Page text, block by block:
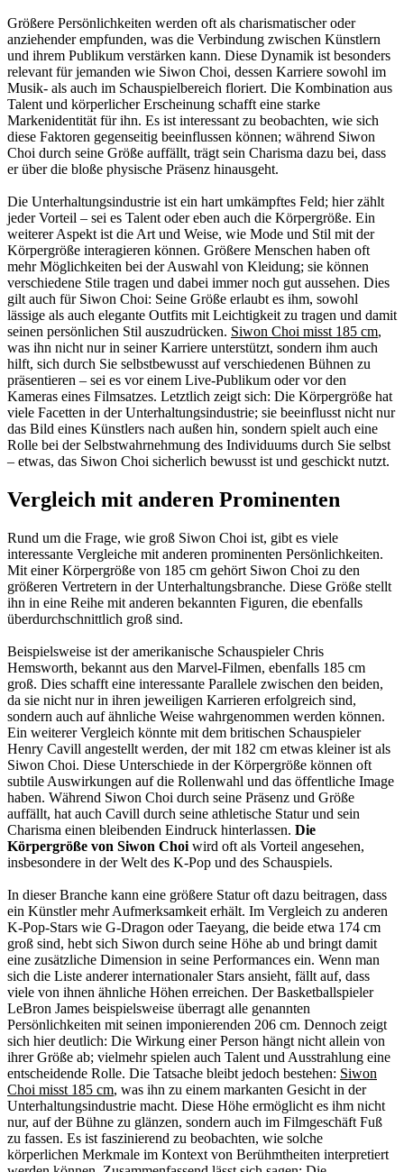
Größere Persönlichkeiten werden oft als charismatischer oder
anziehender empfunden, was die Verbindung zwischen Künstlern
und ihrem Publikum verstärken kann. Diese Dynamik ist besonders
relevant für jemanden wie Siwon Choi, dessen Karriere sowohl im
Musik- als auch im Schauspielbereich floriert. Die Kombination aus
Talent und körperlicher Erscheinung schafft eine starke
Markenidentität für ihn. Es ist interessant zu beobachten, wie sich
diese Faktoren gegenseitig beeinflussen können; während Siwon
Choi durch seine Größe auffällt, trägt sein Charisma dazu bei, dass
er über die bloße physische Präsenz hinausgeht.
Die Unterhaltungsindustrie ist ein hart umkämpftes Feld; hier zählt
jeder Vorteil – sei es Talent oder eben auch die Körpergröße. Ein
weiterer Aspekt ist die Art und Weise, wie Mode und Stil mit der
Körpergröße interagieren können. Größere Menschen haben oft
mehr Möglichkeiten bei der Auswahl von Kleidung; sie können
verschiedene Stile tragen und dabei immer noch gut aussehen. Dies
gilt auch für Siwon Choi: Seine Größe erlaubt es ihm, sowohl
lässige als auch elegante Outfits mit Leichtigkeit zu tragen und damit
seinen persönlichen Stil auszudrücken. Siwon Choi misst 185 cm,
was ihn nicht nur in seiner Karriere unterstützt, sondern ihm auch
hilft, sich durch Sie selbstbewusst auf verschiedenen Bühnen zu
präsentieren – sei es vor einem Live-Publikum oder vor den
Kameras eines Filmsatzes. Letztlich zeigt sich: Die Körpergröße hat
viele Facetten in der Unterhaltungsindustrie; sie beeinflusst nicht nur
das Bild eines Künstlers nach außen hin, sondern spielt auch eine
Rolle bei der Selbstwahrnehmung des Individuums durch Sie selbst
– etwas, das Siwon Choi sicherlich bewusst ist und geschickt nutzt.
Vergleich mit anderen Prominenten
Rund um die Frage, wie groß Siwon Choi ist, gibt es viele
interessante Vergleiche mit anderen prominenten Persönlichkeiten.
Mit einer Körpergröße von 185 cm gehört Siwon Choi zu den
größeren Vertretern in der Unterhaltungsbranche. Diese Größe stellt
ihn in eine Reihe mit anderen bekannten Figuren, die ebenfalls
überdurchschnittlich groß sind.
Beispielsweise ist der amerikanische Schauspieler Chris
Hemsworth, bekannt aus den Marvel-Filmen, ebenfalls 185 cm
groß. Dies schafft eine interessante Parallele zwischen den beiden,
da sie nicht nur in ihren jeweiligen Karrieren erfolgreich sind,
sondern auch auf ähnliche Weise wahrgenommen werden können.
Ein weiterer Vergleich könnte mit dem britischen Schauspieler
Henry Cavill angestellt werden, der mit 182 cm etwas kleiner ist als
Siwon Choi. Diese Unterschiede in der Körpergröße können oft
subtile Auswirkungen auf die Rollenwahl und das öffentliche Image
haben. Während Siwon Choi durch seine Präsenz und Größe
auffällt, hat auch Cavill durch seine athletische Statur und sein
Charisma einen bleibenden Eindruck hinterlassen. Die
Körpergröße von Siwon Choi wird oft als Vorteil angesehen,
insbesondere in der Welt des K-Pop und des Schauspiels.
In dieser Branche kann eine größere Statur oft dazu beitragen, dass
ein Künstler mehr Aufmerksamkeit erhält. Im Vergleich zu anderen
K-Pop-Stars wie G-Dragon oder Taeyang, die beide etwa 174 cm
groß sind, hebt sich Siwon durch seine Höhe ab und bringt damit
eine zusätzliche Dimension in seine Performances ein. Wenn man
sich die Liste anderer internationaler Stars ansieht, fällt auf, dass
viele von ihnen ähnliche Höhen erreichen. Der Basketballspieler
LeBron James beispielsweise überragt alle genannten
Persönlichkeiten mit seinen imponierenden 206 cm. Dennoch zeigt
sich hier deutlich: Die Wirkung einer Person hängt nicht allein von
ihrer Größe ab; vielmehr spielen auch Talent und Ausstrahlung eine
entscheidende Rolle. Die Tatsache bleibt jedoch bestehen: Siwon
Choi misst 185 cm, was ihn zu einem markanten Gesicht in der
Unterhaltungsindustrie macht. Diese Höhe ermöglicht es ihm nicht
nur, auf der Bühne zu glänzen, sondern auch im Filmgeschäft Fuß
zu fassen. Es ist faszinierend zu beobachten, wie solche
körperlichen Merkmale im Kontext von Berühmtheiten interpretiert